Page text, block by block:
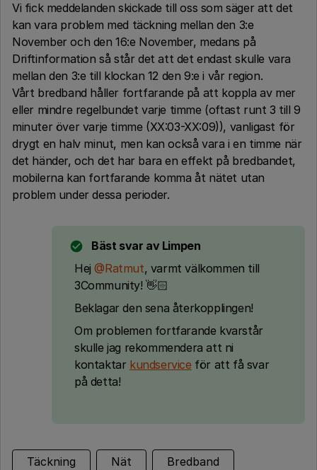
Vi fick meddelanden skickade till oss som säger att det
kan vara problem med täckning mellan den 3:e
November och den 16:e November, medans på
Driftinformation så står det att det endast skulle vara
mellan den 3:e till klockan 12 den 9:e i vår region.
Vårt bredband håller fortfarande på att koppla av mer
eller mindre regelbundet varje timme (oftast runt 3 till 9
minuter över varje timme (XX:03-XX:09)), vanligast för
drygt en halv minut, men kan också vara i en timme när
det händer, och det har bara en effekt på bredbandet,
mobilerna kan fortfarande komma åt nätet utan
problem under dessa perioder.
Bäst svar av Limpen
Hej ​@Ratmut, varmt välkommen till
3Community! 👋🏻
Beklagar den sena återkopplingen!
Om problemen fortfarande kvarstår
skulle jag rekommendera att ni
kontaktar kundservice för att få svar
på detta!
Täckning Nät Bredband